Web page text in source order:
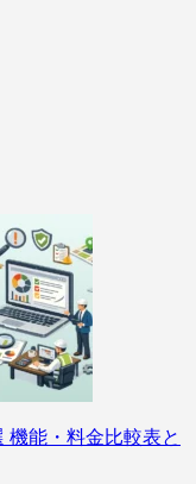
機能・料金比較表と